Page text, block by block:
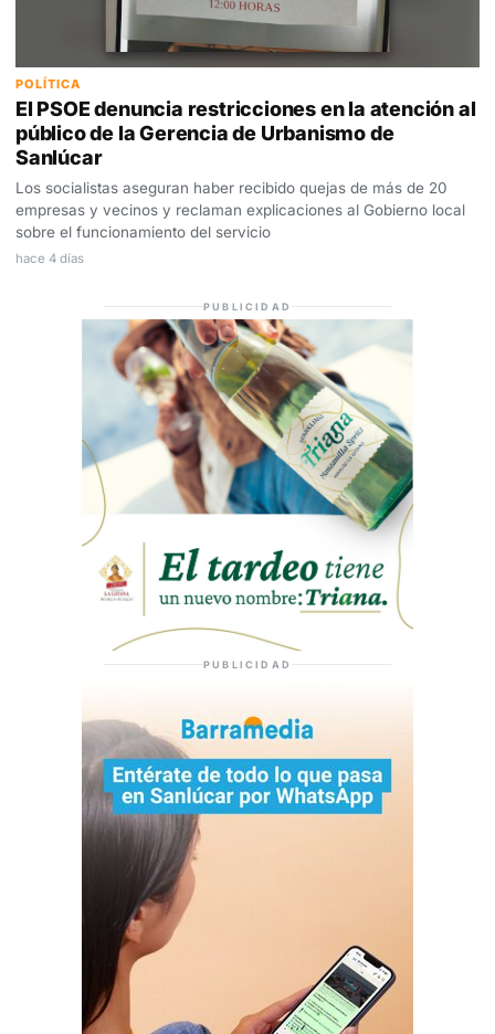
POLÍTICA
El PSOE denuncia restricciones en la atención al
público de la Gerencia de Urbanismo de
Sanlúcar
Los socialistas aseguran haber recibido quejas de más de 20
empresas y vecinos y reclaman explicaciones al Gobierno local
sobre el funcionamiento del servicio
hace 4 días
PUBLICIDAD
PUBLICIDAD